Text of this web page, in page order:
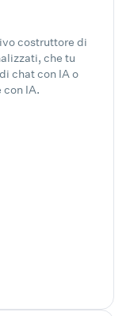
costruttore di
che tu
chat con IA o
IA.